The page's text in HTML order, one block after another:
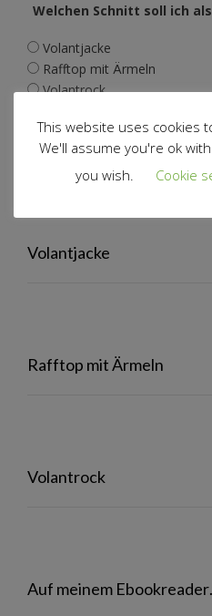
Welchen Schnitt soll ich
Volantjacke
Rafftop mit Ärmeln
Volantrock
Volantjacke
Rafftop mit Ärmeln
Volantrock
Auf meinem
This website uses cookies
We'll assume you're ok
you wish.
Cookie